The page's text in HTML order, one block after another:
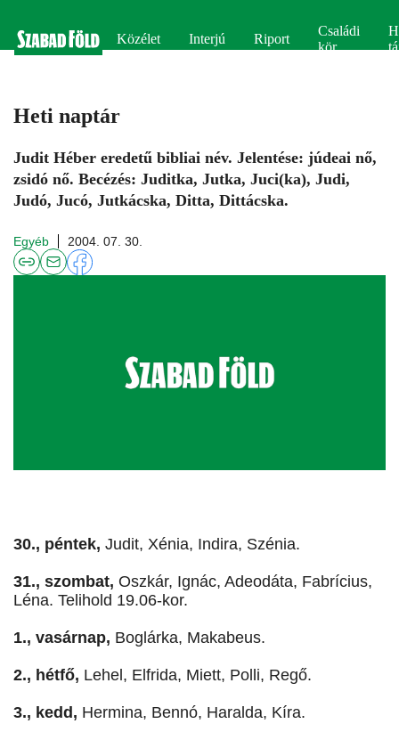
Közélet Interjú Riport
Családi
kör
Heti naptár
Judit Héber eredetű bibliai név. Jelentése: júdeai nő,
zsidó nő. Becézés: Juditka, Jutka, Juci(ka), Judi,
Judó, Jucó, Jutkácska, Ditta, Dittácska.
Egyéb 2004. 07. 30.
30., péntek, Judit, Xénia, Indira, Szénia.
31., szombat, Oszkár, Ignác, Adeodáta, Fabrícius,
Léna. Telihold 19.06-kor.
1., vasárnap, Boglárka, Makabeus.
2., hétfő, Lehel, Elfrida, Miett, Polli, Regő.
3., kedd, Hermina, Bennó, Haralda, Kíra.